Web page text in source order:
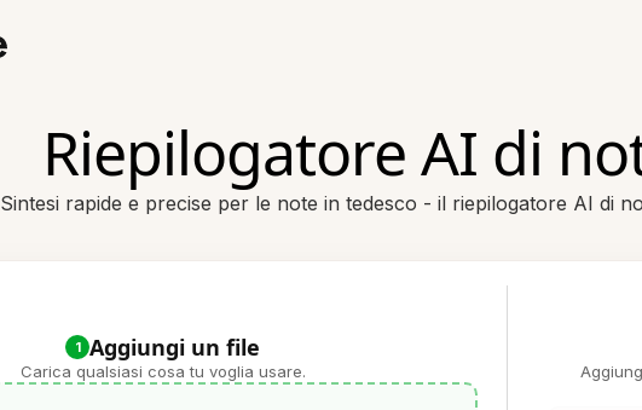
Riepilogatore AI di
Sintesi rapide e precise per le note in tedesco - il riepilogatore AI di
1 Aggiungi un file
Carica qualsiasi cosa tu voglia usare.